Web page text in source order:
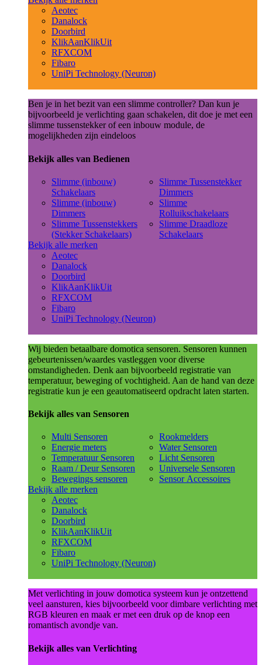
Aeotec
Danalock
Doorbird
KlikAanKlikUit
RFXCOM
Fibaro
UniPi Technology (Neuron)
Ben je in het bezit van een slimme controller? Dan kun je
bijvoorbeeld je verlichting gaan schakelen, dit doe je met een
slimme tussenstekker of een inbouw module, de
mogelijkheden zijn eindeloos
Bekijk alles van Bedienen
Slimme (inbouw)
Schakelaars
Slimme (inbouw)
Dimmers
Slimme Tussenstekkers
(Stekker Schakelaars)
Slimme Tussenstekker
Dimmers
Slimme
Rolluikschakelaars
Slimme Draadloze
Schakelaars
Bekijk alle merken
Aeotec
Danalock
Doorbird
KlikAanKlikUit
RFXCOM
Fibaro
UniPi Technology (Neuron)
Wij bieden betaalbare domotica sensoren. Sensoren kunnen
gebeurtenissen/waardes vastleggen voor diverse
omstandigheden. Denk aan bijvoorbeeld registratie van
temperatuur, beweging of vochtigheid. Aan de hand van deze
registratie kun je een geautomatiseerd opdracht laten starten.
Bekijk alles van Sensoren
Multi Sensoren
Energie meters
Temperatuur Sensoren
Raam / Deur Sensoren
Bewegings sensoren
Rookmelders
Water Sensoren
Licht Sensoren
Universele Sensoren
Sensor Accessoires
Bekijk alle merken
Aeotec
Danalock
Doorbird
KlikAanKlikUit
RFXCOM
Fibaro
UniPi Technology (Neuron)
Met verlichting in jouw domotica systeem kun je ontzettend
veel aansturen, kies bijvoorbeeld voor dimbare verlichting met
RGB kleuren en maak er met een druk op de knop een
romantisch avondje van.
Bekijk alles van Verlichting